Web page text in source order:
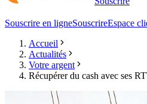
Souscrire en ligneSouscrireEspace
Accueil
Actualités
Votre argent
Récupérer du cash avec ses